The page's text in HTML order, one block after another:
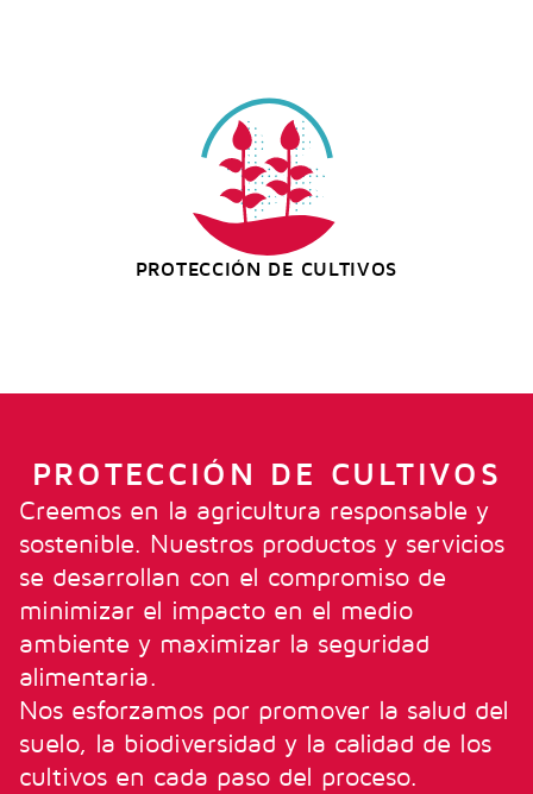
PROTECCIÓN DE CULTIVOS
PROTECCIÓN DE CULTIVOS
Creemos en la agricultura responsable y
sostenible. Nuestros productos y servicios
se desarrollan con el compromiso de
minimizar el impacto en el medio
ambiente y maximizar la seguridad
alimentaria.
Nos esforzamos por promover la salud del
suelo, la biodiversidad y la calidad de los
cultivos en cada paso del proceso.